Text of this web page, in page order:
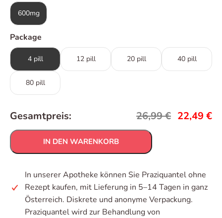
600mg
Package
4 pill 12 pill 20 pill 40 pill
80 pill
Gesamtpreis: 26,99€ 22,49 €
IN DEN WARENKORB
In unserer Apotheke können Sie Praziquantel ohne
Rezept kaufen, mit Lieferung in 5–14 Tagen in ganz
Österreich. Diskrete und anonyme Verpackung.
Praziquantel wird zur Behandlung von